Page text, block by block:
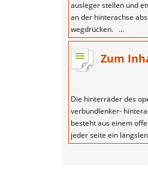
ausleger stellen und
an der hinterachse
wegdrücken. ...
Zum
Die hinterräder des
verbundlenker-
besteht aus einem
jeder seite ein